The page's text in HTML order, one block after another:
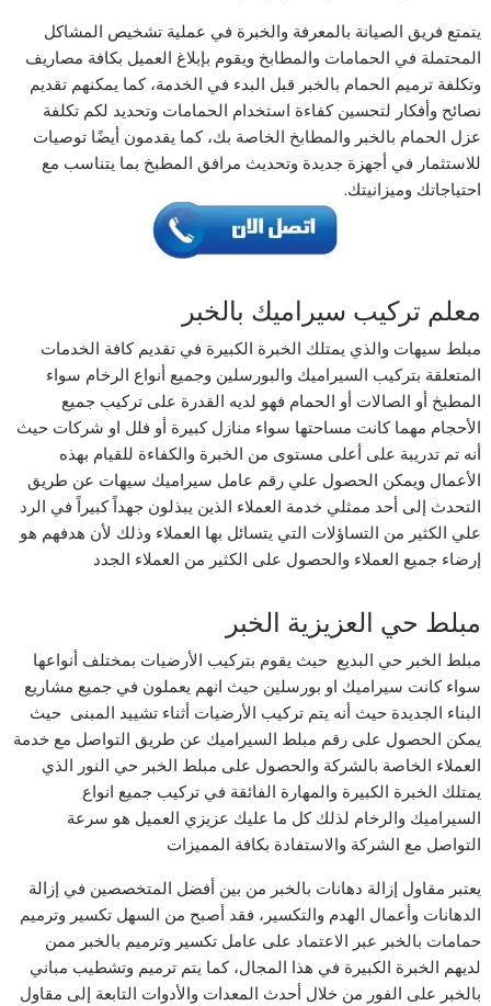
يتمتع فريق الصيانة بالمعرفة والخبرة في عملية تشخيص المشاكل
المحتملة في الحمامات والمطابخ ويقوم بإبلاغ العميل بكافة مصاريف
وتكلفة ترميم الحمام بالخبر قبل البدء في الخدمة، كما يمكنهم تقديم
نصائح وأفكار لتحسين كفاءة استخدام الحمامات وتحديد لكم تكلفة
عزل الحمام بالخبر والمطابخ الخاصة بك، كما يقدمون أيضًا توصيات
للاستثمار في أجهزة جديدة وتحديث مرافق المطبخ بما يتناسب مع
احتياجاتك وميزانيتك.
معلم تركيب سيراميك بالخبر
مبلط سيهات والذي يمتلك الخبرة الكبيرة في تقديم كافة الخدمات
المتعلقة بتركيب السيراميك والبورسلين وجميع أنواع الرخام سواء
المطبخ أو الصالات أو الحمام فهو لديه القدرة على تركيب جميع
الأحجام مهما كانت مساحتها سواء منازل كبيرة أو فلل او شركات حيث
أنه تم تدريبة على أعلى مستوى من الخبرة والكفاءة للقيام بهذه
الأعمال ويمكن الحصول علي رقم عامل سيراميك سيهات عن طريق
التحدث إلى أحد ممثلي خدمة العملاء الذين يبذلون جهداً كبيراً في الرد
علي الكثير من التساؤلات التي يتسائل بها العملاء وذلك لأن هدفهم هو
إرضاء جميع العملاء والحصول على الكثير من العملاء الجدد
مبلط حي العزيزية الخبر
مبلط الخبر حي البديع حيث يقوم بتركيب الأرضيات بمختلف أنواعها
سواء كانت سيراميك او بورسلين حيث انهم يعملون في جميع مشاريع
البناء الجديدة حيث أنه يتم تركيب الأرضيات أثناء تشييد المبنى حيث
يمكن الحصول على رقم مبلط السيراميك عن طريق التواصل مع خدمة
العملاء الخاصة بالشركة والحصول على مبلط الخبر حي النور الذي
يمتلك الخبرة الكبيرة والمهارة الفائقة في تركيب جميع انواع
السيراميك والرخام لذلك كل ما عليك عزيزي العميل هو سرعة
التواصل مع الشركة والاستفادة بكافة المميزات
يعتبر مقاول إزالة دهانات بالخبر من بين أفضل المتخصصين في إزالة
الدهانات وأعمال الهدم والتكسير، فقد أصبح من السهل تكسير وترميم
حمامات بالخبر عبر الاعتماد على عامل تكسير وترميم بالخبر ممن
لديهم الخبرة الكبيرة في هذا المجال، كما يتم ترميم وتشطيب مباني
بالخبر على الفور من خلال أحدث المعدات والأدوات التابعة إلى مقاول